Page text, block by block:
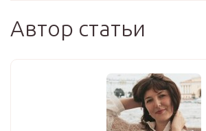
Автор статьи